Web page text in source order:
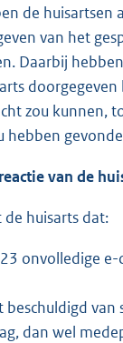
de huisartsen
van het
Daarbij
zou kunnen,
hebben
van de
huisarts dat:
onvolledige
beschuldigd van
dan wel